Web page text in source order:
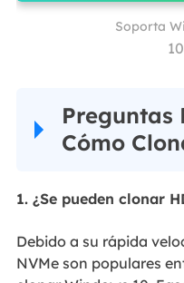
Soporta
Preguntas
Cómo
1. ¿Se pueden clonar
Debido a su rápida
NVMe son populares